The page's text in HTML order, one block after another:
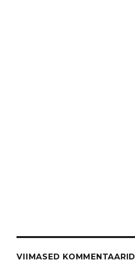
VIIMASED KOMMENTAARID